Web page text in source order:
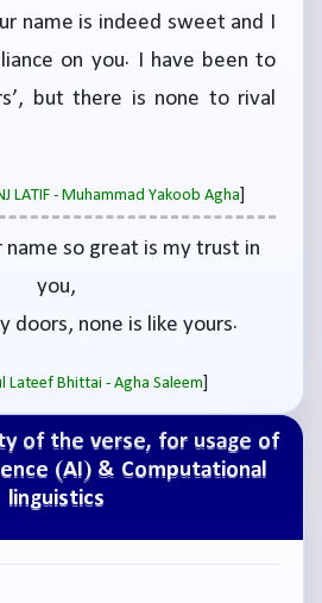
of the verse, for usage of
(AI) & Computational
linguistics
name is indeed sweet and I
on you. I have been to
but there is none to rival
LATIF - Muhammad Yakoob Agha
name so great is my trust in
you,
doors, none is like yours.
Lateef Bhittai - Agha Saleem